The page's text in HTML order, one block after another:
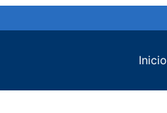
Inicio